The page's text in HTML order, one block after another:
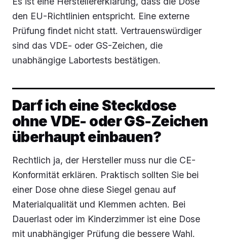
den EU-Richtlinien entspricht. Eine externe
Prüfung findet nicht statt. Vertrauenswürdiger
sind das VDE- oder GS-Zeichen, die
unabhängige Labortests bestätigen.
Darf ich eine Steckdose
ohne VDE- oder GS-Zeichen
überhaupt einbauen?
Rechtlich ja, der Hersteller muss nur die CE-
Konformität erklären. Praktisch sollten Sie bei
einer Dose ohne diese Siegel genau auf
Materialqualität und Klemmen achten. Bei
Dauerlast oder im Kinderzimmer ist eine Dose
mit unabhängiger Prüfung die bessere Wahl.